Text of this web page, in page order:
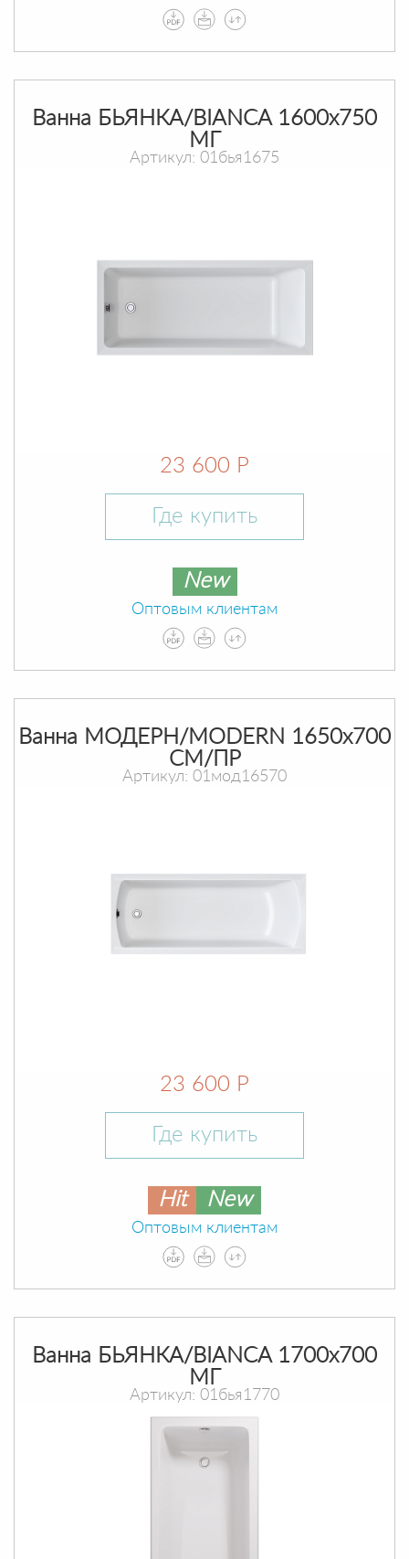
Ванна БЬЯНКА/BIANCA 1600х750
МГ
Артикул: 01бья1675
23 600 Р
Где купить
New
Оптовым клиентам
Ванна МОДЕРН/MODERN 1650х700
СМ/ПР
Артикул: 01мод16570
23 600 Р
Где купить
Hit New
Оптовым клиентам
Ванна БЬЯНКА/BIANCA 1700х700
МГ
Артикул: 01бья1770